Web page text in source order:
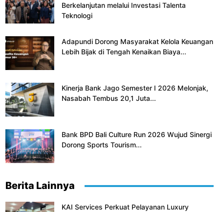
Berkelanjutan melalui Investasi Talenta
Teknologi
Adapundi Dorong Masyarakat Kelola Keuangan
Lebih Bijak di Tengah Kenaikan Biaya...
Kinerja Bank Jago Semester I 2026 Melonjak,
Nasabah Tembus 20,1 Juta...
Bank BPD Bali Culture Run 2026 Wujud Sinergi
Dorong Sports Tourism...
Berita Lainnya
KAI Services Perkuat Pelayanan Luxury